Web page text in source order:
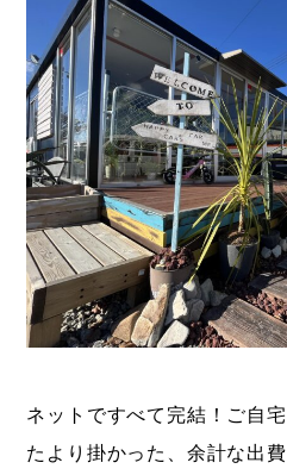
ネットですべて完結！ご自
たより掛かった、余計な出